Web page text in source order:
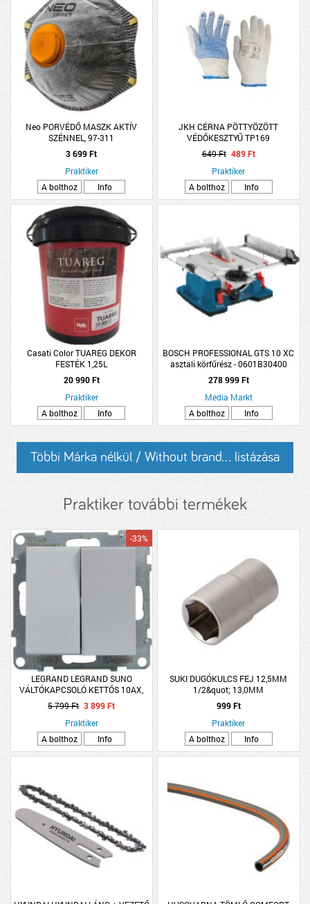
Neo PORVÉDŐ MASZK AKTÍV
SZÉNNEL, 97-311
3 699 Ft
Praktiker
A bolthoz
Info
JKH CÉRNA PÖTTYÖZÖTT
VÉDŐKESZTYŰ TP169
649 Ft 489 Ft
Praktiker
A bolthoz
Info
Casati Color TUAREG DEKOR
FESTÉK 1,25L
20 990 Ft
Praktiker
A bolthoz
Info
BOSCH PROFESSIONAL GTS 10 XC
asztali körfűrész - 0601B30400
278 999 Ft
Media Markt
A bolthoz
Info
Többi Márka nélkül / Without brand... listázása
Praktiker további termékek
LEGRAND LEGRAND SUNO
VÁLTÓKAPCSOLÓ KETTŐS 10AX,
ALUMÍNIUM
-33%
5 799 Ft 3 899 Ft
Praktiker
A bolthoz
Info
SUKI DUGÓKULCS FEJ 12,5MM
1/2&quot; 13,0MM
999 Ft
Praktiker
A bolthoz
Info